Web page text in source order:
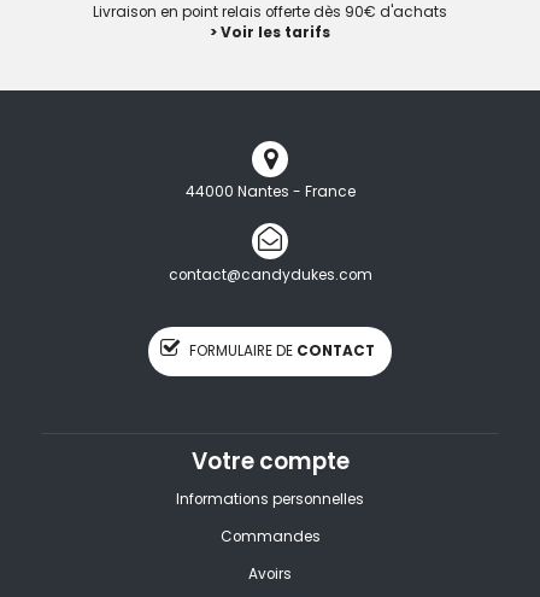
Livraison en point relais offerte dès 90€ d'achats
> Voir les tarifs
44000 Nantes - France
contact@candydukes.com
FORMULAIRE DE CONTACT
Votre compte
Informations personnelles
Commandes
Avoirs